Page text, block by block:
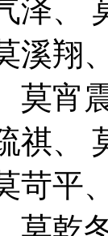
泽、
溪翔
莫宵
祺、
苛平
莫乾